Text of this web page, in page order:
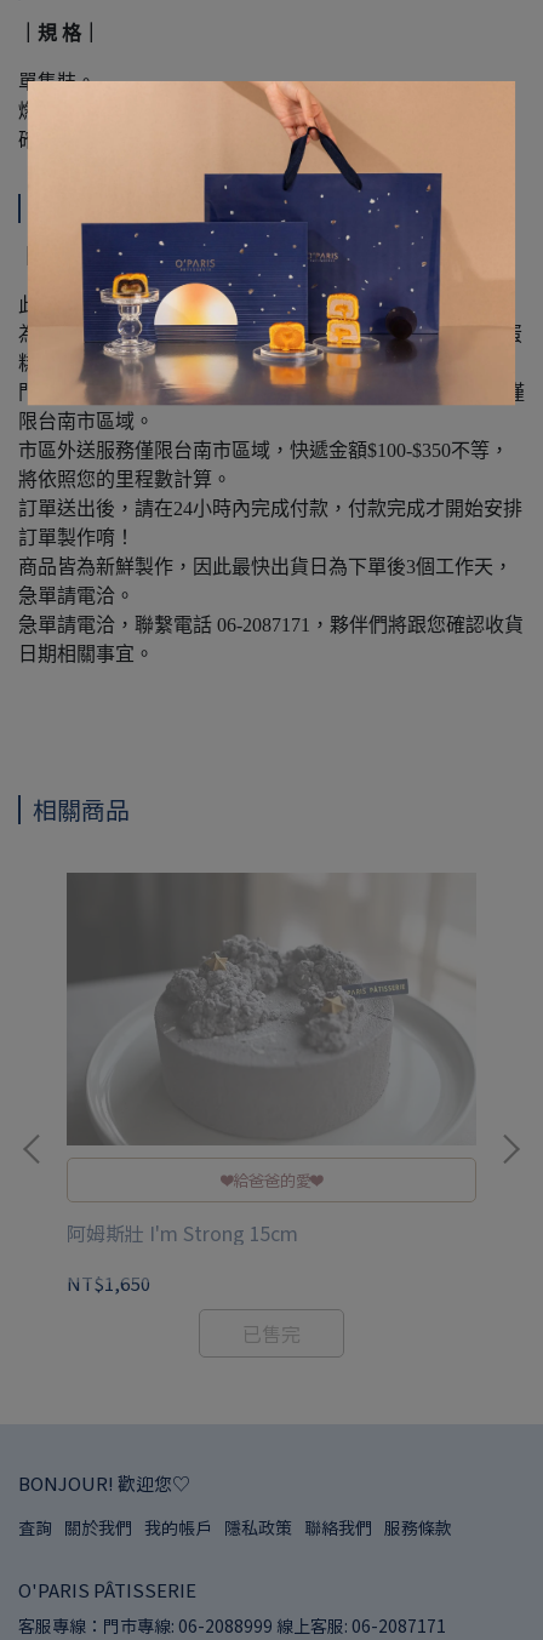
｜規 格｜
單隻裝。
燃燒時避免危險，請勿靠近。
確保已熄滅並降溫後再丟棄。
｜注 意 事 項｜
此商品為請成年人使用。
為確保商品新鮮及配送安全，禮盒類效期約5至7天（常溫蛋
糕），請儘速送出或食用。
門市自取時間為12:00-20:00(每週一公休），市區外送服務僅
限台南市區域。
市區外送服務僅限台南市區域，快遞金額$100-$350不等，
將依照您的里程數計算。
訂單送出後，請在24小時內完成付款，付款完成才開始安排
訂單製作唷！
商品皆為新鮮製作，因此最快出貨日為下單後3個工作天，
急單請電洽。
急單請電洽，聯繫電話 06-2087171，夥伴們將跟您確認收貨
日期相關事宜。
相關商品
❤️給爸爸的愛❤️
阿姆斯壯 I'm Strong 15cm
NT$1,650
已售完
BONJOUR! 歡迎您♡
查詢 關於我們 我的帳戶 隱私政策 聯絡我們 服務條款
O'PARIS PÂTISSERIE
客服專線：門市專線: 06-2088999 線上客服: 06-2087171